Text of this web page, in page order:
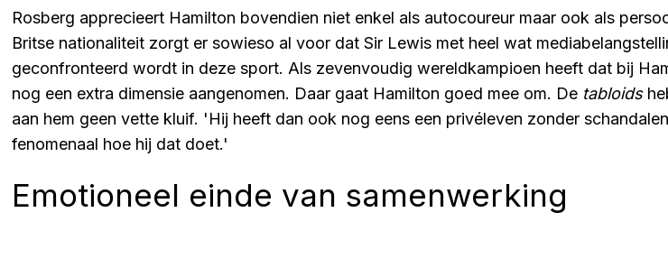
Rosberg apprecieert Hamilton bovendien niet enkel als autocoureur maar ook als
Britse nationaliteit zorgt er sowieso al voor dat Sir Lewis met heel wat
geconfronteerd wordt in deze sport. Als zevenvoudig wereldkampioen heeft dat bij
nog een extra dimensie aangenomen. Daar gaat Hamilton goed mee om. De tabloids
aan hem geen vette kluif. 'Hij heeft dan ook nog eens een privéleven zonder
fenomenaal hoe hij dat doet.'
Emotioneel einde van samenwerking